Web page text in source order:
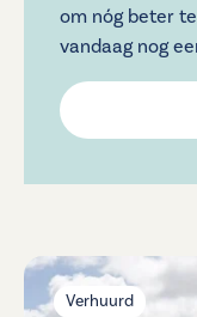
om nóg beter
vandaag nog
Verhuurd